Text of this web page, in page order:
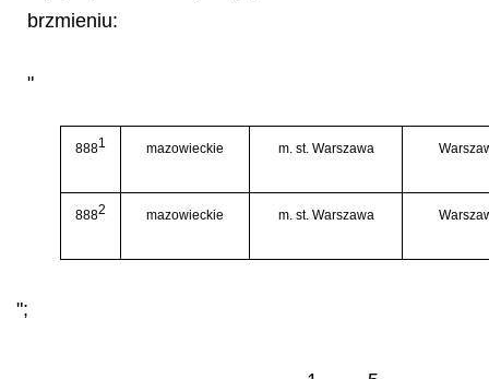
brzmieniu:
"
8881 mazowieckie m. st. Warszawa
8882 mazowieckie m. st. Warszawa
";